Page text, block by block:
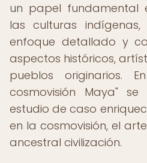
un papel fundamental
las culturas
enfoque detallado y
aspectos históricos,
pueblos originarios.
cosmovisión Maya"
estudio de caso
en la cosmovisión, el
ancestral civilización.